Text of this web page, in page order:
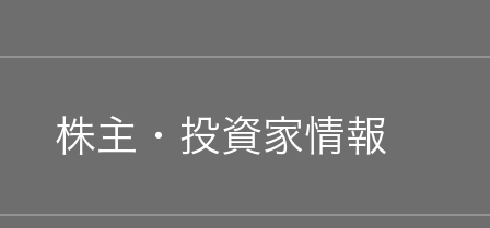
事業概要
会社概要
ガバナンス(G)
株主・投資家情報